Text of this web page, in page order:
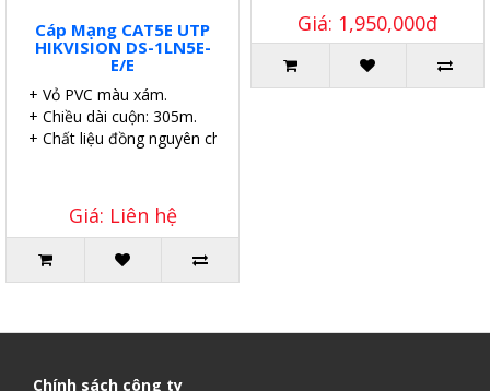
Cáp Mạng CAT5E UTP
HIKVISION DS-1LN5E-
E/E
+ Vỏ PVC màu xám.
+ Chiều dài cuộn: 305m.
+ Chất liệu đồng nguyên chất.
Giá: Liên hệ
Giá: 1,950,000đ
Chính sách công ty